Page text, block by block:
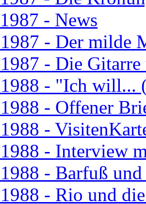
- News
- Der milde
- Die Gitarre
- "Ich will...
- Offener
-
- Interview
- Barfuß und
- Rio und